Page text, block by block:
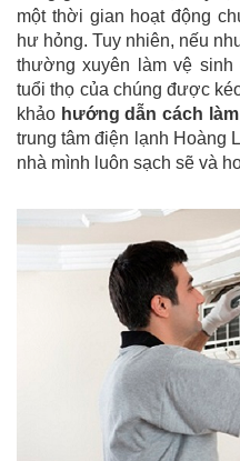
một thời gian hoạt động
hư hỏng. Tuy nhiên, nếu
thường xuyên làm vệ
tuổi thọ của chúng được
khảo hướng dẫn cách
trung tâm điện lạnh Hoàng
nhà mình luôn sạch sẽ và